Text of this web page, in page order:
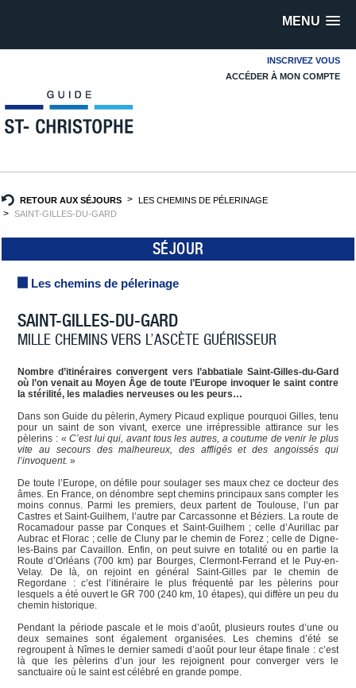
MENU
INSCRIVEZ VOUS
ACCÉDER À MON COMPTE
RETOUR AUX SÉJOURS
LES CHEMINS DE PÉLERINAGE
SAINT-GILLES-DU-GARD
SÉJOUR
Les chemins de pélerinage
SAINT-GILLES-DU-GARD
MILLE CHEMINS VERS L’ASCÈTE GUÉRISSEUR
Nombre d’itinéraires convergent vers l’abbatiale Saint-Gilles-du-Gard
où l’on venait au Moyen Âge de toute l’Europe invoquer le saint contre
la stérilité, les maladies nerveuses ou les peurs…
Dans son Guide du pèlerin, Aymery Picaud explique pourquoi Gilles, tenu
pour un saint de son vivant, exerce une irrépressible attirance sur les
pèlerins : « C’est lui qui, avant tous les autres, a coutume de venir le plus
vite au secours des malheureux, des affligés et des angoissés qui
l’invoquent. »
De toute l’Europe, on défile pour soulager ses maux chez ce docteur des
âmes. En France, on dénombre sept chemins principaux sans compter les
moins connus. Parmi les premiers, deux partent de Toulouse, l’un par
Castres et Saint-Guilhem, l’autre par Carcassonne et Béziers. La route de
Rocamadour passe par Conques et Saint-Guilhem ; celle d’Aurillac par
Aubrac et Florac ; celle de Cluny par le chemin de Forez ; celle de Digne-
les-Bains par Cavaillon. Enfin, on peut suivre en totalité ou en partie la
Route d’Orléans (700 km) par Bourges, Clermont-Ferrand et le Puy-en-
Velay. De là, on rejoint en général Saint-Gilles par le chemin de
Regordane : c’est l’itinéraire le plus fréquenté par les pèlerins pour
lesquels a été ouvert le GR 700 (240 km, 10 étapes), qui diffère un peu du
chemin historique.
Pendant la période pascale et le mois d’août, plusieurs routes d’une ou
deux semaines sont également organisées. Les chemins d’été se
regroupent à Nîmes le dernier samedi d’août pour leur étape finale : c’est
là que les pèlerins d’un jour les rejoignent pour converger vers le
sanctuaire où le saint est célébré en grande pompe.